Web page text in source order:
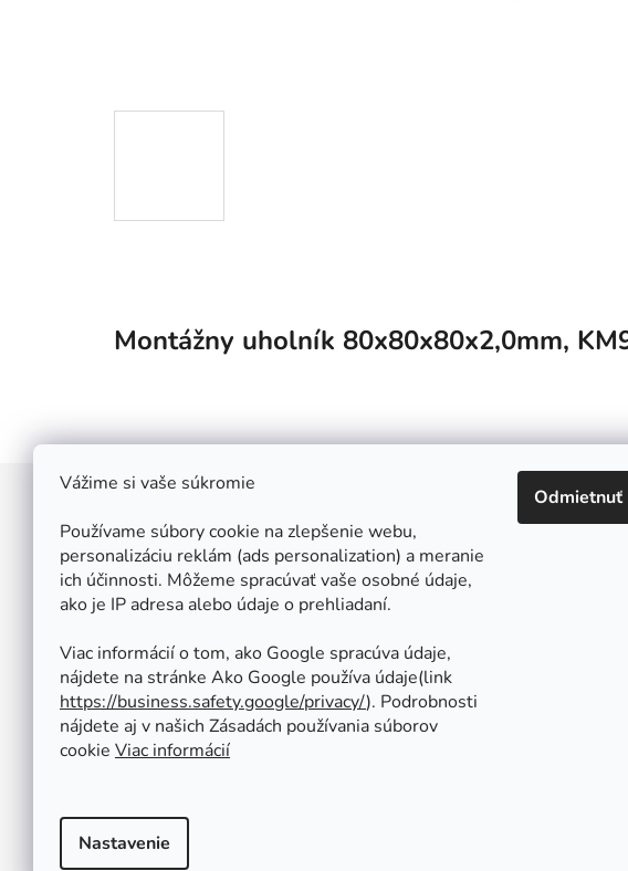
Vážime si vaše súkromie
Používame súbory cookie na zlepšenie webu,
personalizáciu reklám (ads personalization) a meranie
ich účinnosti. Môžeme spracúvať vaše osobné údaje,
ako je IP adresa alebo údaje o prehliadaní.
Viac informácií o tom, ako Google spracúva údaje,
nájdete na stránke Ako Google používa údaje(link
https://business.safety.google/privacy/⁩). Podrobnosti
nájdete aj v našich Zásadách používania súborov
cookie Viac informácií
Nastavenie
Odmietnuť
Montážny uholník 80x80x80x2,0mm,
Štefan Široký - Kovoinox
Cukrová 10
917 01 Trnava
Slovensko
IČ: 37 571 451
IČ DPH: SK 1020347779
Po-Pa: 08:00 - 12:00 13:00 - 16:30
So - Ne : ZATVORENÉ
Tel.: +421 950 427 860
obchod@kovoinox.sk